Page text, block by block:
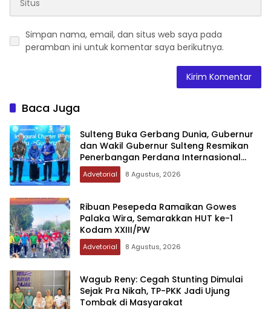
Simpan nama, email, dan situs web saya pada
peramban ini untuk komentar saya berikutnya.
Baca Juga
Sulteng Buka Gerbang Dunia, Gubernur
dan Wakil Gubernur Sulteng Resmikan
Penerbangan Perdana Internasional
Palu-Guangzhou
Advetorial 8 Agustus, 2026
Ribuan Pesepeda Ramaikan Gowes
Palaka Wira, Semarakkan HUT ke-1
Kodam XXIII/PW
Advetorial 8 Agustus, 2026
Wagub Reny: Cegah Stunting Dimulai
Sejak Pra Nikah, TP-PKK Jadi Ujung
Tombak di Masyarakat